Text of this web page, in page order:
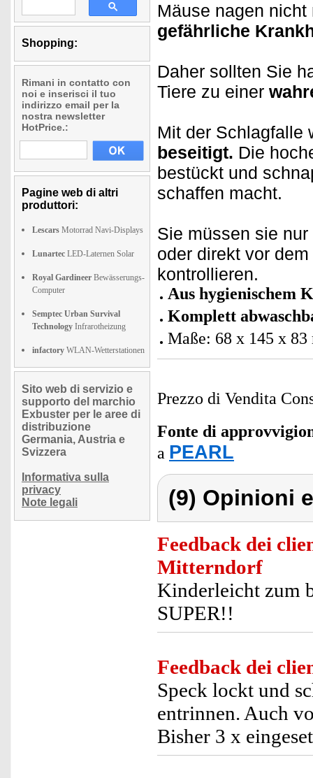
Shopping:
Rimani in contatto con
noi e inserisci il tuo
indirizzo email per la
nostra newsletter
HotPrice.:
Pagine web di altri
produttori:
Lescars Motorrad Navi-Displays
Lunartec LED-Laternen Solar
Royal Gardineer Bewässerungs-
Computer
Semptec Urban Survival
Technology Infrarotheizung
infactory WLAN-Wetterstationen
Sito web di servizio e
supporto del marchio
Exbuster per le aree di
distribuzione
Germania, Austria e
Svizzera
Informativa sulla
privacy
Note legali
Mäuse nagen
gefährliche
Daher sollten Sie
Tiere zu einer
Mit der Schlagfalle
beseitigt. Die
bestückt und
schaffen macht.
Sie müssen sie
oder direkt vor
kontrollieren.
Aus hygienischem
Komplett
Maße: 68 x 145 x
Prezzo di Vendita
Fonte di
a PEARL
(9) Opinioni
Feedback dei
Mitterndorf
Kinderleicht zum
SUPER!!
Feedback dei
Speck lockt und
entrinnen. Auch
Bisher 3 x